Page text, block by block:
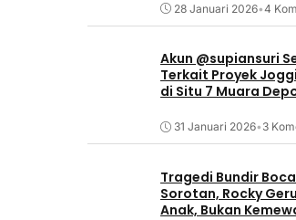
28 Januari 2026•4
Akun @supiansuri
Terkait Proyek
di Situ 7 Muara
31 Januari 2026• 3
Tragedi Bundir
Sorotan, Rocky
Anak, Bukan